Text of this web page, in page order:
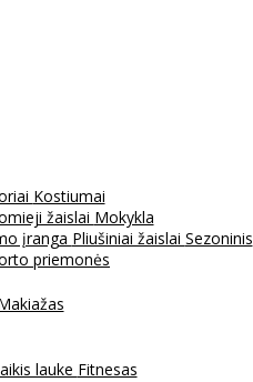
Kostiumai
žaislai Mokykla
įranga Pliušiniai žaislai Sezoninis
priemonės
lauke Fitnesas